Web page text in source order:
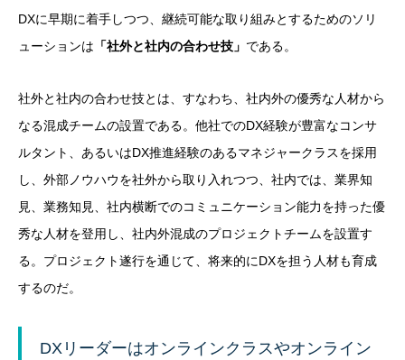
DXに早期に着手しつつ、継続可能な取り組みとするためのソリ
ューションは 「社外と社内の合わせ技」 である。
社外と社内の合わせ技とは、すなわち、社内外の優秀な人材から
なる混成チームの設置である。他社でのDX経験が豊富なコンサ
ルタント、あるいはDX推進経験のあるマネジャークラスを採用
し、外部ノウハウを社外から取り入れつつ、社内では、業界知
見、業務知見、社内横断でのコミュニケーション能力を持った優
秀な人材を登用し、社内外混成のプロジェクトチームを設置す
る。プロジェクト遂行を通じて、将来的にDXを担う人材も育成
するのだ。
DXリーダーはオンラインクラスやオンライン